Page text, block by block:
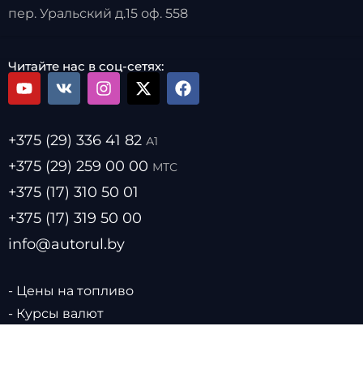
пер. Уральский д.15 оф. 558
Читайте нас в соц-сетях:
+375 (29) 336 41 82 А1
+375 (29) 259 00 00 МТС
+375 (17) 310 50 01
+375 (17) 319 50 00
info@autorul.by
- Цены на топливо
- Курсы валют